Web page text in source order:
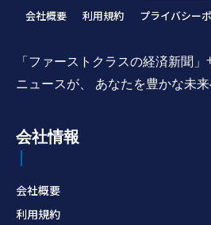
会社概要 利用規約 プライバシー
「ファーストクラスの経済新聞
ニュースが、 あなたを豊かな未来
会社情報
会社概要
利用規約